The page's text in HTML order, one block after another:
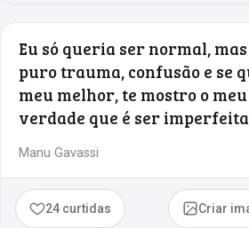
Eu só queria ser normal, mas
puro trauma, confusão e se
meu melhor, te mostro o
verdade que é ser imperfeita
Manu Gavassi
24 curtidas Criar